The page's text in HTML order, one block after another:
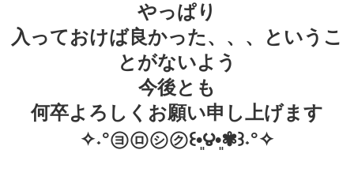
やっぱり
入っておけば良かった、、、というこ
とがないよう
今後とも
何卒よろしくお願い申し上げます
✧˖°㋵㋺㋛㋗꒰•͈౪•͈✾꒱˖°✧